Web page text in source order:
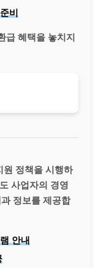
비
급 혜택을 놓치지
원 정책을 시행하
사업자의 경영
정보를 제공합
안내